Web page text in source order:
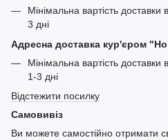
Мінімальна вартість доставки
3 дні
Адресна доставка кур'єром
Мінімальна вартість доставки
1-3 дні
Відстежити посилку
Самовивіз
Ви можете самостійно отримати